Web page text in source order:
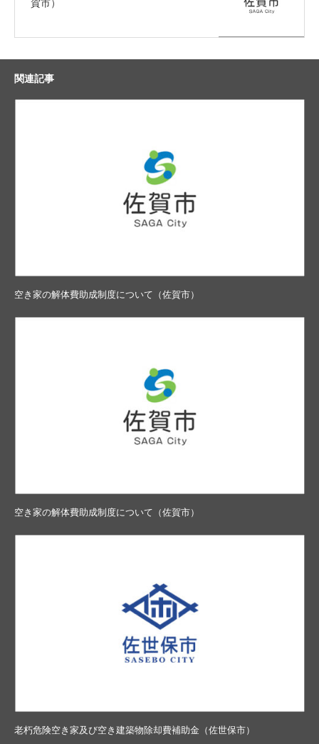
賀市）
関連記事
空き家の解体費助成制度について（佐賀市）
空き家の解体費助成制度について（佐賀市）
老朽危険空き家及び空き建築物除却費補助金（佐世保市）